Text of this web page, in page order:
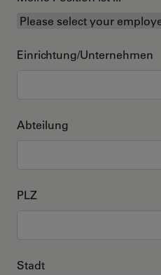
Einrichtung/Unternehmen
Abteilung
PLZ
Stadt